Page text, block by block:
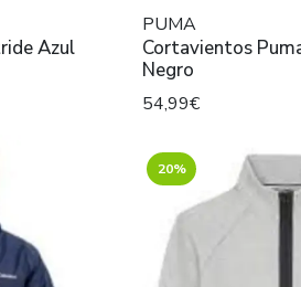
Azul
PUMA
Cortavientos
Negro
54,99€
20%